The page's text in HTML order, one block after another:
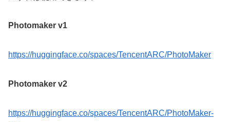
Photomaker v1
https://huggingface.co/spaces/TencentARC/PhotoMaker
Photomaker v2
https://huggingface.co/spaces/TencentARC/PhotoMaker-